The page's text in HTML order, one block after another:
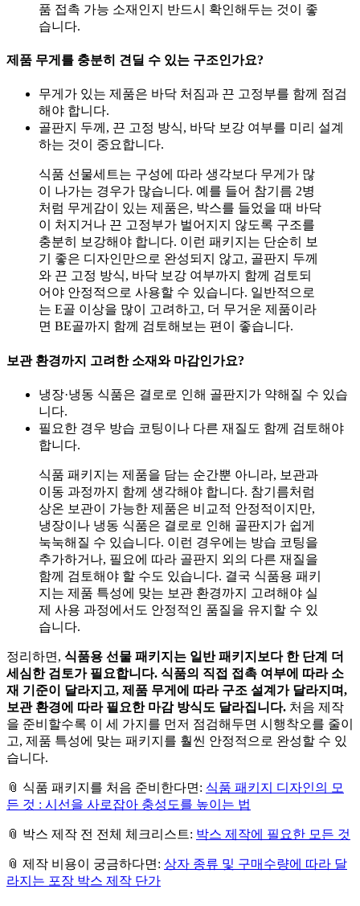
품 접촉 가능 소재인지 반드시 확인해두는 것이 좋
습니다.
제품 무게를 충분히 견딜 수 있는 구조인가요?
무게가 있는 제품은 바닥 처짐과 끈 고정부를 함께 점검
해야 합니다.
골판지 두께, 끈 고정 방식, 바닥 보강 여부를 미리 설계
하는 것이 중요합니다.
식품 선물세트는 구성에 따라 생각보다 무게가 많
이 나가는 경우가 많습니다. 예를 들어 참기름 2병
처럼 무게감이 있는 제품은, 박스를 들었을 때 바닥
이 처지거나 끈 고정부가 벌어지지 않도록 구조를
충분히 보강해야 합니다. 이런 패키지는 단순히 보
기 좋은 디자인만으로 완성되지 않고, 골판지 두께
와 끈 고정 방식, 바닥 보강 여부까지 함께 검토되
어야 안정적으로 사용할 수 있습니다. 일반적으로
는 E골 이상을 많이 고려하고, 더 무거운 제품이라
면 BE골까지 함께 검토해보는 편이 좋습니다.
보관 환경까지 고려한 소재와 마감인가요?
냉장·냉동 식품은 결로로 인해 골판지가 약해질 수 있습
니다.
필요한 경우 방습 코팅이나 다른 재질도 함께 검토해야
합니다.
식품 패키지는 제품을 담는 순간뿐 아니라, 보관과
이동 과정까지 함께 생각해야 합니다. 참기름처럼
상온 보관이 가능한 제품은 비교적 안정적이지만,
냉장이나 냉동 식품은 결로로 인해 골판지가 쉽게
눅눅해질 수 있습니다. 이런 경우에는 방습 코팅을
추가하거나, 필요에 따라 골판지 외의 다른 재질을
함께 검토해야 할 수도 있습니다. 결국 식품용 패키
지는 제품 특성에 맞는 보관 환경까지 고려해야 실
제 사용 과정에서도 안정적인 품질을 유지할 수 있
습니다.
정리하면, 식품용 선물 패키지는 일반 패키지보다 한 단계 더
세심한 검토가 필요합니다. 식품의 직접 접촉 여부에 따라 소
재 기준이 달라지고, 제품 무게에 따라 구조 설계가 달라지며,
보관 환경에 따라 필요한 마감 방식도 달라집니다. 처음 제작
을 준비할수록 이 세 가지를 먼저 점검해두면 시행착오를 줄이
고, 제품 특성에 맞는 패키지를 훨씬 안정적으로 완성할 수 있
습니다.
📎 식품 패키지를 처음 준비한다면: 식품 패키지 디자인의 모
든 것 : 시선을 사로잡아 충성도를 높이는 법
📎 박스 제작 전 전체 체크리스트: 박스 제작에 필요한 모든 것
📎 제작 비용이 궁금하다면: 상자 종류 및 구매수량에 따라 달
라지는 포장 박스 제작 단가